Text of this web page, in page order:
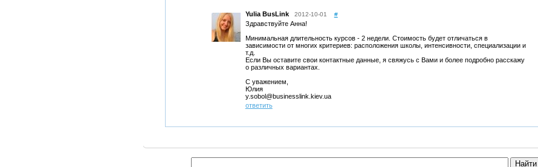
Yulia BusLink 2012-10-01 #
Здравствуйте Анна!
Минимальная длительность курсов - 2 недели. Стоимость будет отличаться в
зависимости от многих критериев: расположения школы, интенсивности, специализации и
т.д.
Если Вы оставите свои контактные данные, я свяжусь с Вами и более подробно расскажу
о различных вариантах.
С уважением,
Юлия
y.sobol@businesslink.kiev.ua
ответить